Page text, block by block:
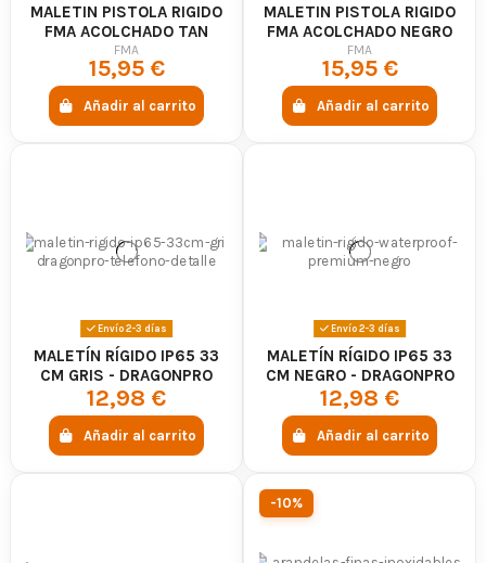
MALETIN PISTOLA RIGIDO
FMA ACOLCHADO TAN
FMA
15,95 €
Añadir al carrito
MALETIN PISTOLA RIGIDO
FMA ACOLCHADO NEGRO
FMA
15,95 €
Añadir al carrito
Envío 2-3 días
MALETÍN RÍGIDO IP65 33
CM GRIS - DRAGONPRO
12,98 €
Añadir al carrito
Envío 2-3 días
MALETÍN RÍGIDO IP65 33
CM NEGRO - DRAGONPRO
12,98 €
Añadir al carrito
-10%